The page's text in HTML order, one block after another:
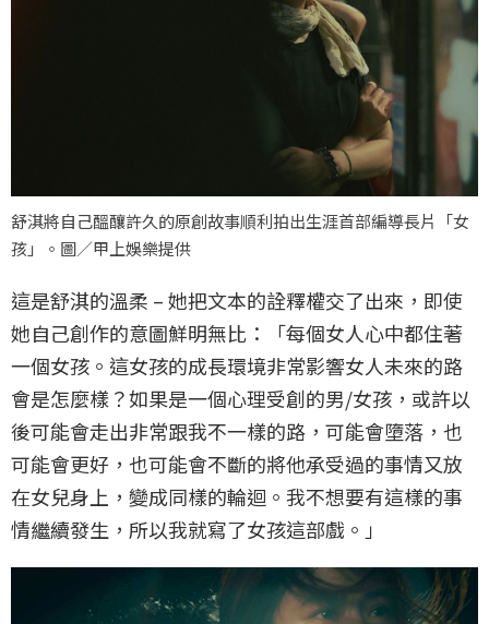
舒淇將自己醞釀許久的原創故事順利拍出生涯首部編導長片「女
孩」。圖／甲上娛樂提供
這是舒淇的溫柔 – 她把文本的詮釋權交了出來，即使
她自己創作的意圖鮮明無比：「每個女人心中都住著
一個女孩。這女孩的成長環境非常影響女人未來的路
會是怎麼樣？如果是一個心理受創的男/女孩，或許以
後可能會走出非常跟我不一樣的路，可能會墮落，也
可能會更好，也可能會不斷的將他承受過的事情又放
在女兒身上，變成同樣的輪迴。我不想要有這樣的事
情繼續發生，所以我就寫了女孩這部戲。」